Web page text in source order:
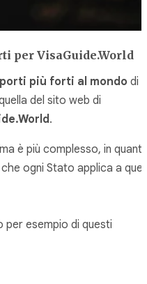
per VisaGuide.World
più forti al mondo di
del sito web di
.
è più complesso, in
ogni Stato applica a quel
per esempio di questi